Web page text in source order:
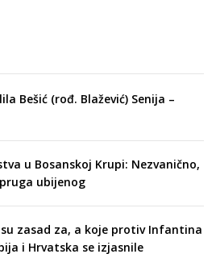
Bešić (rođ. Blažević) Senija –
u Bosanskoj Krupi: Nezvanično,
ubijenog
su zasad za, a koje protiv Infantina
i Hrvatska se izjasnile